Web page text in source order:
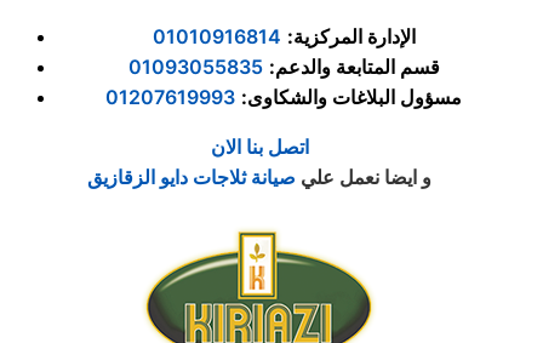
الإدارة المركزية:
01010916814
قسم المتابعة والدعم:
01093055835
مسؤول البلاغات والشكاوى:
01207619993
اتصل بنا الان
و ايضا نعمل علي صيانة ثلاجات دايو الزقازيق